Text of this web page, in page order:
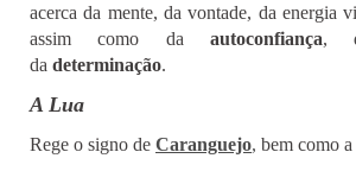
acerca da mente, da vontade, da energia
assim como da autoconfiança,
da determinação.
A Lua
Rege o signo de Caranguejo, bem como a